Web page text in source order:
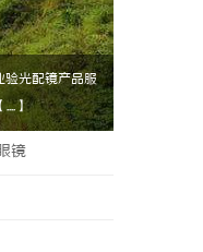
验光配镜产品服
】
镜